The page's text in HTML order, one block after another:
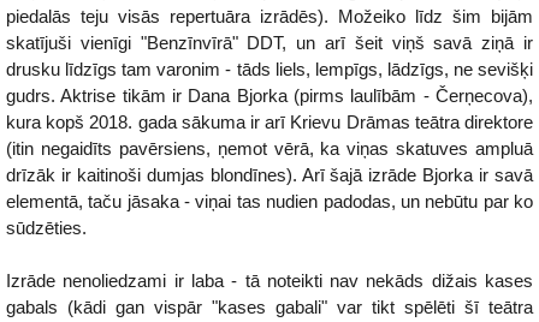
piedalās teju visās repertuāra izrādēs). Možeiko līdz šim bijām
skatījuši vienīgi "Benzīnvīrā" DDT, un arī šeit viņš savā ziņā ir
drusku līdzīgs tam varonim - tāds liels, lempīgs, lādzīgs, ne sevišķi
gudrs. Aktrise tikām ir Dana Bjorka (pirms laulībām - Čerņecova),
kura kopš 2018. gada sākuma ir arī Krievu Drāmas teātra direktore
(itin negaidīts pavērsiens, ņemot vērā, ka viņas skatuves ampluā
drīzāk ir kaitinoši dumjas blondīnes). Arī šajā izrāde Bjorka ir savā
elementā, taču jāsaka - viņai tas nudien padodas, un nebūtu par ko
sūdzēties.
Izrāde nenoliedzami ir laba - tā noteikti nav nekāds dižais kases
gabals (kādi gan vispār "kases gabali" var tikt spēlēti šī teātra